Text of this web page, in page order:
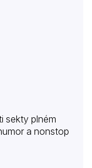
sekty plném
a nonstop